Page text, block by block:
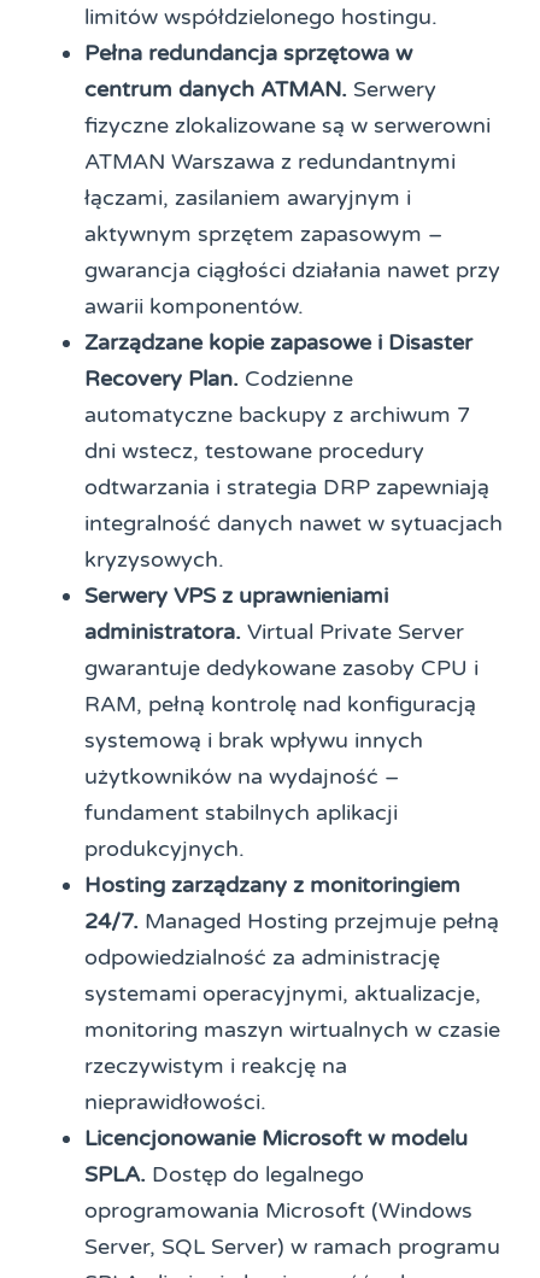
limitów współdzielonego hostingu.
Pełna redundancja sprzętowa w
centrum danych ATMAN. Serwery
fizyczne zlokalizowane są w serwerowni
ATMAN Warszawa z redundantnymi
łączami, zasilaniem awaryjnym i
aktywnym sprzętem zapasowym –
gwarancja ciągłości działania nawet przy
awarii komponentów.
Zarządzane kopie zapasowe i Disaster
Recovery Plan. Codzienne
automatyczne backupy z archiwum 7
dni wstecz, testowane procedury
odtwarzania i strategia DRP zapewniają
integralność danych nawet w sytuacjach
kryzysowych.
Serwery VPS z uprawnieniami
administratora. Virtual Private Server
gwarantuje dedykowane zasoby CPU i
RAM, pełną kontrolę nad konfiguracją
systemową i brak wpływu innych
użytkowników na wydajność –
fundament stabilnych aplikacji
produkcyjnych.
Hosting zarządzany z monitoringiem
24/7. Managed Hosting przejmuje pełną
odpowiedzialność za administrację
systemami operacyjnymi, aktualizacje,
monitoring maszyn wirtualnych w czasie
rzeczywistym i reakcję na
nieprawidłowości.
Licencjonowanie Microsoft w modelu
SPLA. Dostęp do legalnego
oprogramowania Microsoft (Windows
Server, SQL Server) w ramach programu